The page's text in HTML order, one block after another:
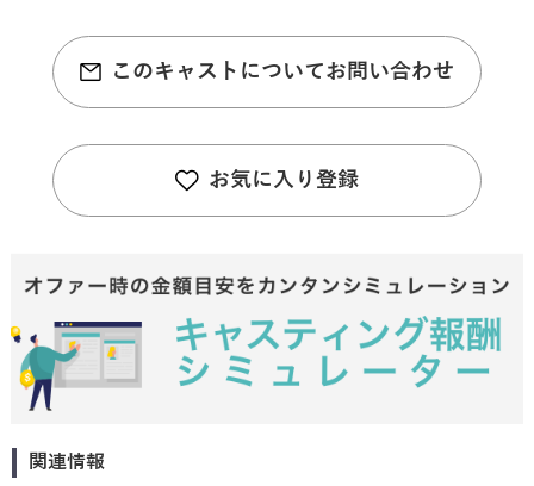
このキャストについてお問い合わせ
お気に入り登録
関連情報